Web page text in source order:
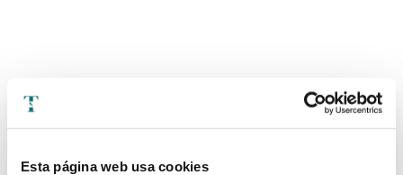
Esta página web usa cookies
SESIONES DE CONSTELACIONES FAMILIARES
Y RESPIRACIÓN HOLOTRÓPICA EN TARRAGONA